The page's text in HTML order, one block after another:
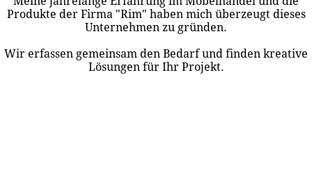
Produkte der Firma "Rim" haben mich überzeugt dieses
Unternehmen zu gründen.
Wir erfassen gemeinsam den Bedarf und finden kreative
Lösungen für Ihr Projekt.